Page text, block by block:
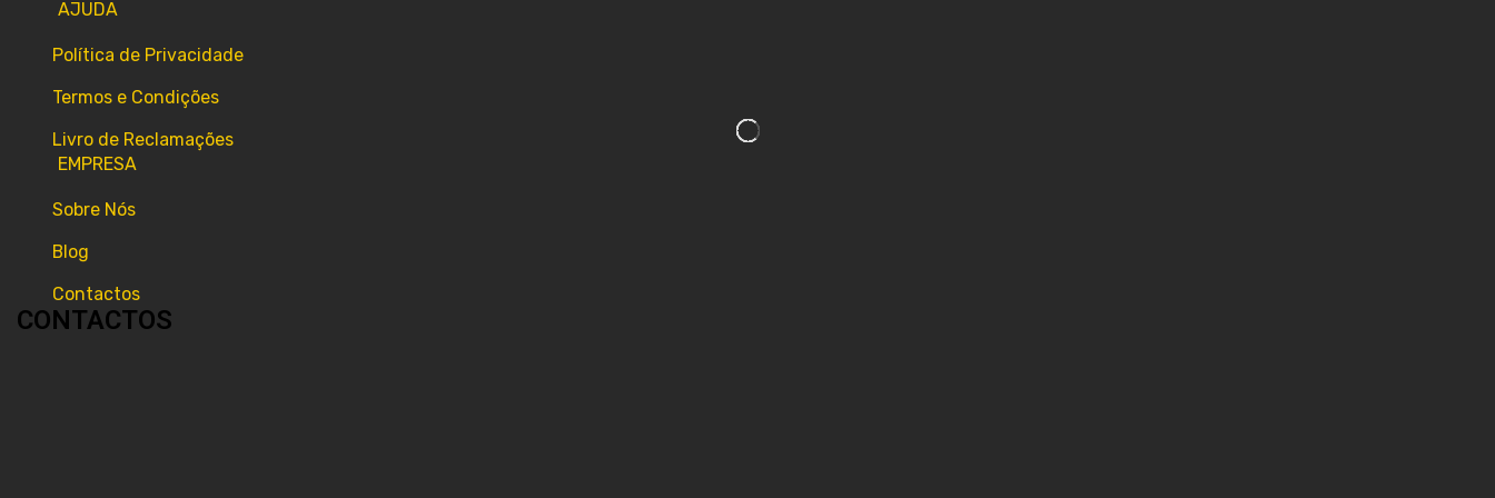
AJUDA
Política de Privacidade
Termos e Condições
Livro de Reclamações
EMPRESA
Sobre Nós
Blog
Contactos
CONTACTOS